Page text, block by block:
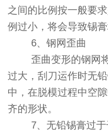
之间的比例按一般要
例过小，将会导致锡
6、钢网歪曲
歪曲变形的钢网将
过大，刮刀运作时无
中，在脱模过程中空
齐的形状。
7、无铅锡膏过于